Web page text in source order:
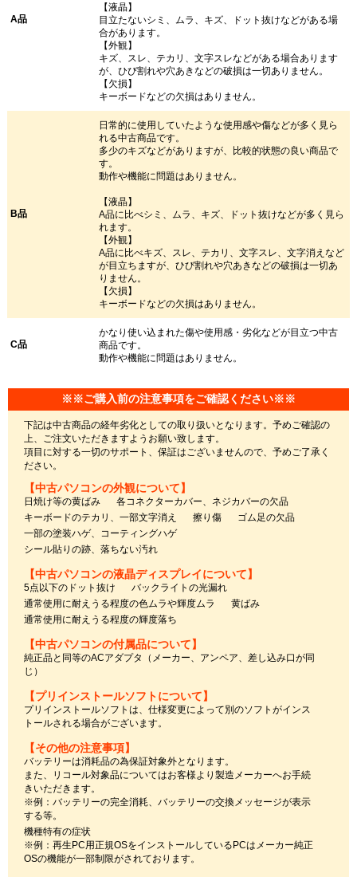
A品
【液晶】
目立たないシミ、ムラ、キズ、ドット抜けなどがある場
合があります。
【外観】
キズ、スレ、テカリ、文字スレなどがある場合あります
が、ひび割れや穴あきなどの破損は一切ありません。
【欠損】
キーボードなどの欠損はありません。
B品
日常的に使用していたような使用感や傷などが多く見ら
れる中古商品です。
多少のキズなどがありますが、比較的状態の良い商品で
す。
動作や機能に問題はありません。
【液晶】
A品に比べシミ、ムラ、キズ、ドット抜けなどが多く見ら
れます。
【外観】
A品に比べキズ、スレ、テカリ、文字スレ、文字消えなど
が目立ちますが、ひび割れや穴あきなどの破損は一切あ
りません。
【欠損】
キーボードなどの欠損はありません。
C品
かなり使い込まれた傷や使用感・劣化などが目立つ中古
商品です。
動作や機能に問題はありません。
※※ご購入前の注意事項をご確認ください※※
下記は中古商品の経年劣化としての取り扱いとなります。予めご確認の
上、ご注文いただきますようお願い致します。
項目に対する一切のサポート、保証はございませんので、予めご了承く
ださい。
【中古パソコンの外観について】
日焼け等の黄ばみ
各コネクターカバー、ネジカバーの欠品
キーボードのテカリ、一部文字消え
擦り傷
ゴム足の欠品
一部の塗装ハゲ、コーティングハゲ
シール貼りの跡、落ちない汚れ
【中古パソコンの液晶ディスプレイについて】
5点以下のドット抜け
バックライトの光漏れ
通常使用に耐えうる程度の色ムラや輝度ムラ
黄ばみ
通常使用に耐えうる程度の輝度落ち
【中古パソコンの付属品について】
純正品と同等のACアダプタ（メーカー、アンペア、差し込み口が同
じ）
【プリインストールソフトについて】
プリインストールソフトは、仕様変更によって別のソフトがインス
トールされる場合がございます。
【その他の注意事項】
バッテリーは消耗品の為保証対象外となります。
また、リコール対象品についてはお客様より製造メーカーへお手続
きいただきます。
※例：バッテリーの完全消耗、バッテリーの交換メッセージが表示
する等。
機種特有の症状
※例：再生PC用正規OSをインストールしているPCはメーカー純正
OSの機能が一部制限がされております。